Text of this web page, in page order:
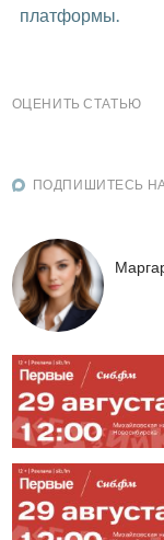
платформы.
ОЦЕНИТЬ СТАТЬЮ
ПОДПИШИТЕСЬ НА